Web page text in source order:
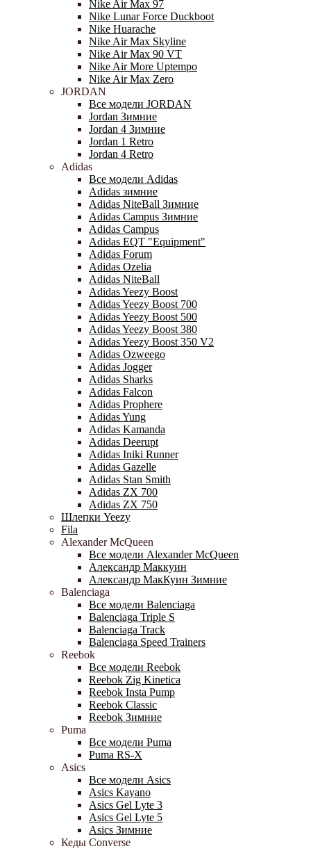
Nike Air Max 97
Nike Lunar Force Duckboot
Nike Huarache
Nike Air Max Skyline
Nike Air Max 90 VT
Nike Air More Uptempo
Nike Air Max Zero
JORDAN
Все модели JORDAN
Jordan Зимние
Jordan 4 Зимние
Jordan 1 Retro
Jordan 4 Retro
Adidas
Все модели Adidas
Adidas зимние
Adidas NiteBall Зимние
Adidas Campus Зимние
Adidas Campus
Adidas EQT "Equipment"
Adidas Forum
Adidas Ozelia
Adidas NiteBall
Adidas Yeezy Boost
Adidas Yeezy Boost 700
Adidas Yeezy Boost 500
Adidas Yeezy Boost 380
Adidas Yeezy Boost 350 V2
Adidas Ozweego
Adidas Jogger
Adidas Sharks
Adidas Falcon
Adidas Prophere
Adidas Yung
Adidas Kamanda
Adidas Deerupt
Adidas Iniki Runner
Adidas Gazelle
Adidas Stan Smith
Adidas ZX 700
Adidas ZX 750
Шлепки Yeezy
Fila
Alexander McQueen
Все модели Alexander McQueen
Александр Маккуин
Александр МакКуин Зимние
Balenciaga
Все модели Balenciaga
Balenciaga Triple S
Balenciaga Track
Balenciaga Speed Trainers
Reebok
Все модели Reebok
Reebok Zig Kinetica
Reebok Insta Pump
Reebok Classic
Reebok Зимние
Puma
Все модели Puma
Puma RS-X
Asics
Все модели Asics
Asics Kayano
Asics Gel Lyte 3
Asics Gel Lyte 5
Asics Зимние
Кеды Converse